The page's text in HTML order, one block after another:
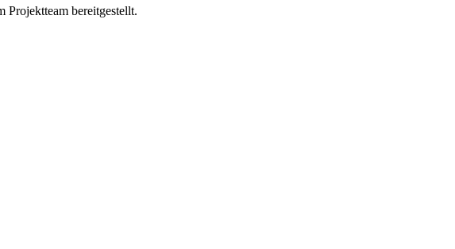
Projektteam bereitgestellt.